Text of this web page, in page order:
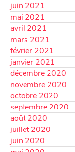
juin 2021
mai 2021
avril 2021
mars 2021
février 2021
janvier 2021
décembre 2020
novembre 2020
octobre 2020
septembre 2020
août 2020
juillet 2020
juin 2020